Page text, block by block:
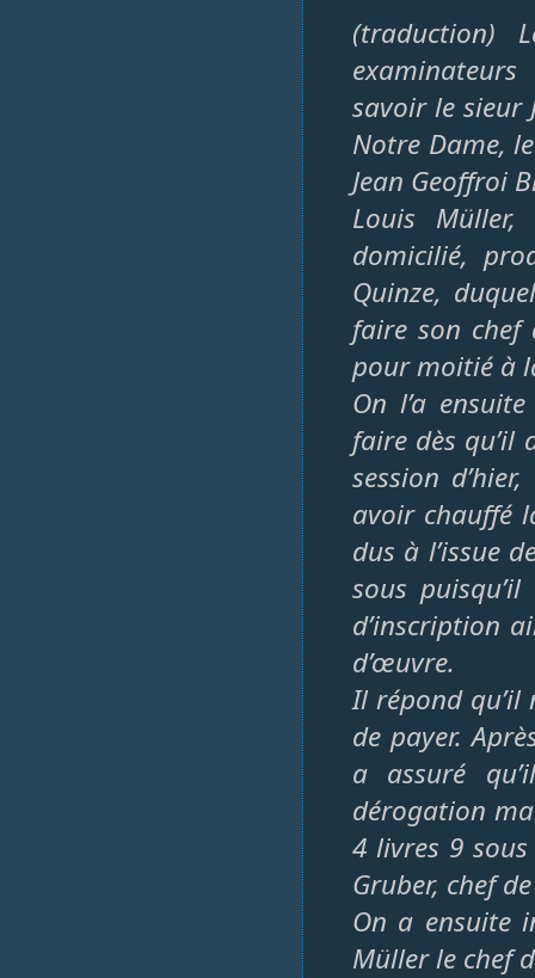
(traduction)
savoir le sieur
Notre Dame,
Jean Geoffroi
Louis
domicilié,
Quinze,
faire son chef
pour moitié à
On l’a
faire dès
session
avoir chauffé
dus à l’issue
sous
d’inscription
d’œuvre.
Il répond qu’il
de payer.
a assuré
dérogation
4 livres 9
Gruber, chef
On a ensuite
Müller le chef